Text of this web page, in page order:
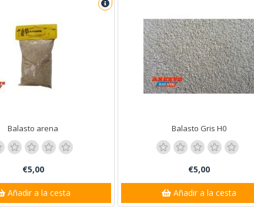
Balasto arena
€5,00
Añadir a la cesta
Balasto Gris H0
€5,00
Añadir a la cesta